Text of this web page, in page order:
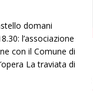
mossiere per
domani
l’associazione
con il Comune di
La traviata di